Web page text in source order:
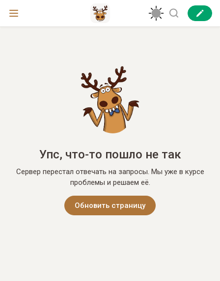
Упс, что-то пошло не так
Сервер перестал отвечать на запросы. Мы уже в курсе
проблемы и решаем её.
Обновить страницу